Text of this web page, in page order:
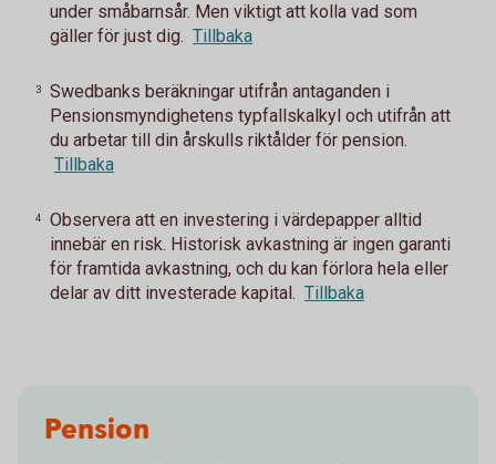
under småbarnsår. Men viktigt att kolla vad som
gäller för just dig. Tillbaka
3
Swedbanks beräkningar utifrån antaganden i
Pensionsmyndighetens typfallskalkyl och utifrån att
du arbetar till din årskulls riktålder för pension.
Tillbaka
4
Observera att en investering i värdepapper alltid
innebär en risk. Historisk avkastning är ingen garanti
för framtida avkastning, och du kan förlora hela eller
delar av ditt investerade kapital. Tillbaka
Pension